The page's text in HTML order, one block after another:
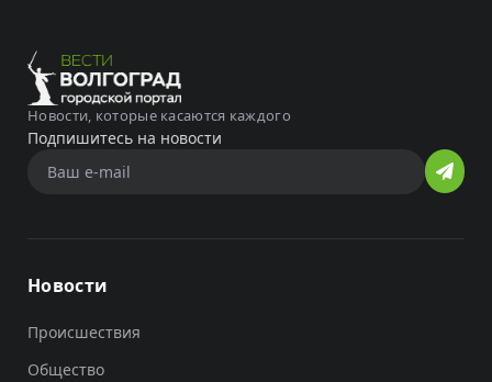
Новости, которые касаются каждого
Подпишитесь на новости
Новости
Происшествия
Общество